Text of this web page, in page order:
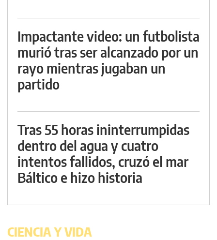
Impactante video: un futbolista
murió tras ser alcanzado por un
rayo mientras jugaban un
partido
Tras 55 horas ininterrumpidas
dentro del agua y cuatro
intentos fallidos, cruzó el mar
Báltico e hizo historia
CIENCIA Y VIDA